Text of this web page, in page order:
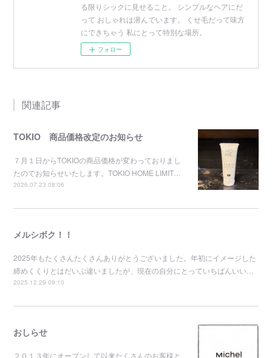
る限りシックに見せること。 シンプルなヘアにだ
って おしゃれは潜んでいます。 くせ毛だって味方
にできちゃう 私にとって特別な場所。
フォロー
関連記事
TOKIO 商品価格改定のお知らせ
７月１日からTOKIOの商品価格が変わっておりまし
たのでお知らせいたします。TOKIO HOME LIMIT…
2026.07.23 08:06
メルシボク！！
2025年もたくさんたくさんありがとうございました。年初にイメージした
締めくくりとはだいぶ違いましたが、現在の自分にとっていちばんいい…
2025.12.29 09:10
おしらせ
２０１３年にオープンして以来たくさんのお客様と